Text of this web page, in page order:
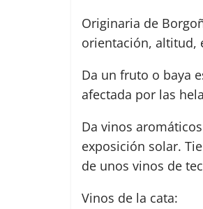
Originaria de
orientación, altitud,
Da un fruto o baya
afectada por las
Da vinos
exposición solar.
de unos vinos de
Vinos de la cata: